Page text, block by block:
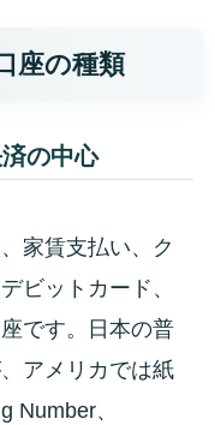
座の種類
の中心
家賃支払い、ク
ビットカード、
です。日本の普
アメリカでは紙
Number、